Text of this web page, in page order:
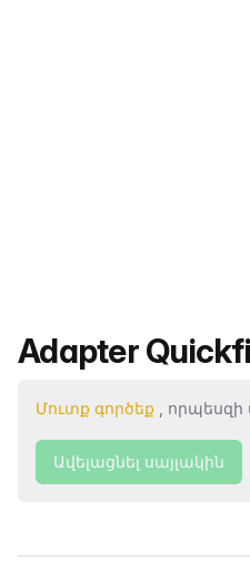
Ապրանքի
Adapter
Մուտք գործեք ,
Ավելացնել սայլակին